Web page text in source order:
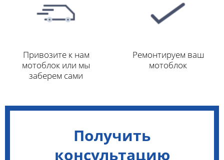
Привозите к нам
мотоблок или мы
заберем сами
Ремонтируем ваш
мотоблок
Получить
консультацию